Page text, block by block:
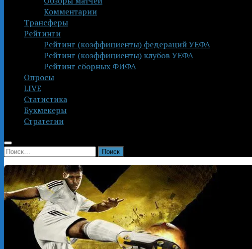
Комментарии
Трансферы
Рейтинги
Рейтинг (коэффициенты) федераций УЕФА
Рейтинг (коэффициенты) клубов УЕФА
Рейтинг сборных ФИФА
Опросы
LIVE
Статистика
Букмекеры
Стратегии
Найти: